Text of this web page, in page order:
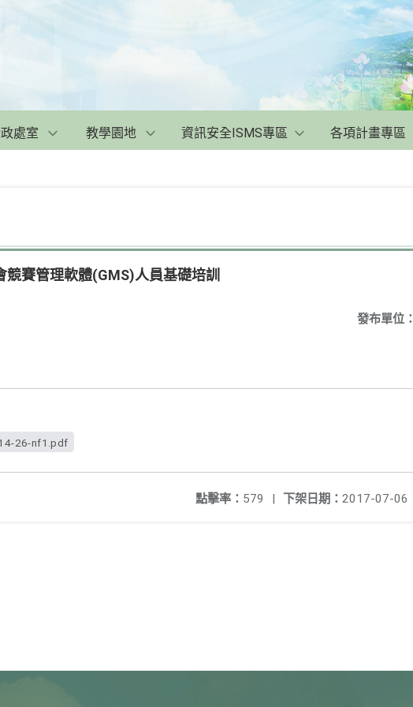
處室 教學園地 資訊安全ISMS專區 各項計畫專區
競賽管理軟體(GMS)人員基礎培訓
發布單位：
26-nf1.pdf
下架日期： 2017-07-06
點擊率： 579 |